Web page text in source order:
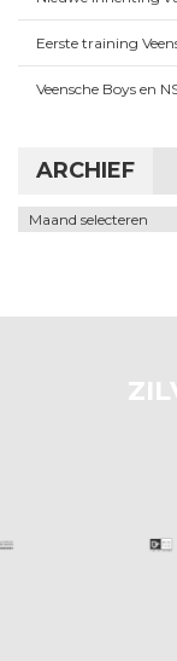
Eerste training
Veensche Boys en
ARCHIEF
Archief